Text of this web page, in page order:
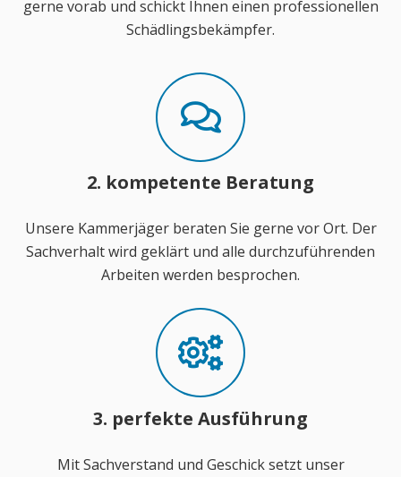
gerne vorab und schickt Ihnen einen professionellen
Schädlingsbekämpfer.
2. kompetente Beratung
Unsere Kammerjäger beraten Sie gerne vor Ort. Der
Sachverhalt wird geklärt und alle durchzuführenden
Arbeiten werden besprochen.
3. perfekte Ausführung
Mit Sachverstand und Geschick setzt unser